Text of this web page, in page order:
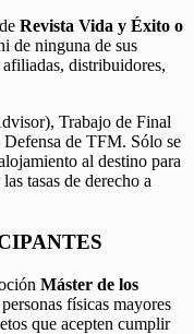
Revista Vida y Éxito o
de ninguna de sus
afiliadas, distribuidores,
Trabajo de Final
de TFM. Sólo se
al destino para
tasas de derecho a
Máster de los
físicas mayores
que acepten cumplir